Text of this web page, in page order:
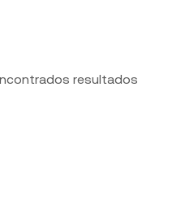
resultados